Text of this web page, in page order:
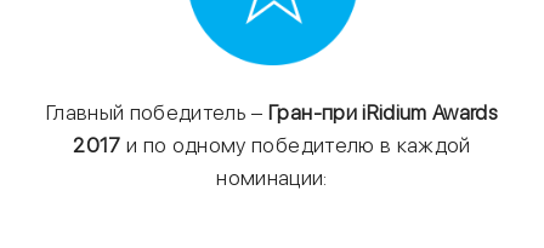
Главный победитель –Гран-при iRidium Awards
2017 и по одному победителю в каждой
номинации: